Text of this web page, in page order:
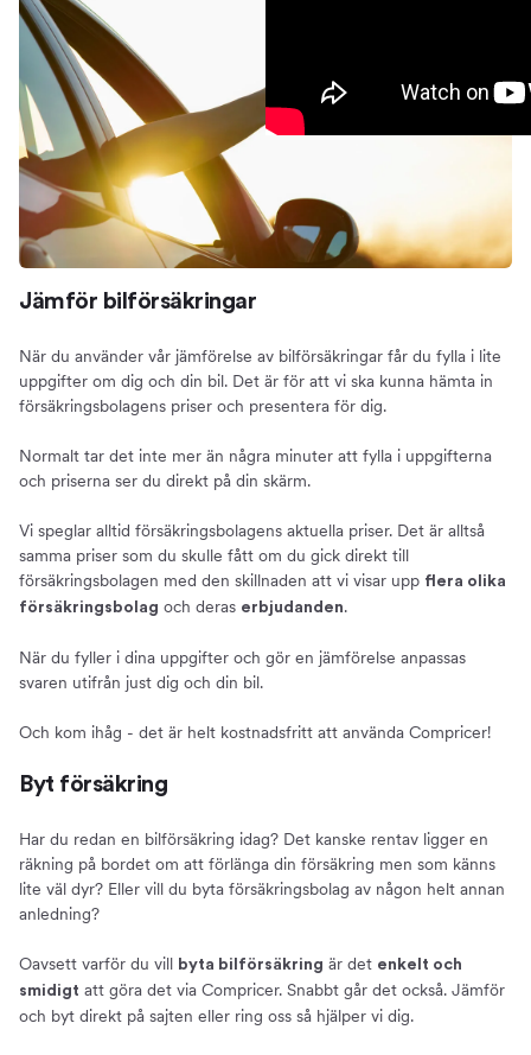
Jämför bilförsäkringar
När du använder vår jämförelse av bilförsäkringar får du fylla i lite
uppgifter om dig och din bil. Det är för att vi ska kunna hämta in
försäkringsbolagens priser och presentera för dig.
Normalt tar det inte mer än några minuter att fylla i uppgifterna
och priserna ser du direkt på din skärm.
Vi speglar alltid försäkringsbolagens aktuella priser. Det är alltså
samma priser som du skulle fått om du gick direkt till
försäkringsbolagen med den skillnaden att vi visar upp flera olika
försäkringsbolag och deras erbjudanden.
När du fyller i dina uppgifter och gör en jämförelse anpassas
svaren utifrån just dig och din bil.
Och kom ihåg - det är helt kostnadsfritt att använda Compricer!
Byt försäkring
Har du redan en bilförsäkring idag? Det kanske rentav ligger en
räkning på bordet om att förlänga din försäkring men som känns
lite väl dyr? Eller vill du byta försäkringsbolag av någon helt annan
anledning?
Oavsett varför du vill byta bilförsäkring är det enkelt och
smidigt att göra det via Compricer. Snabbt går det också. Jämför
och byt direkt på sajten eller ring oss så hjälper vi dig.